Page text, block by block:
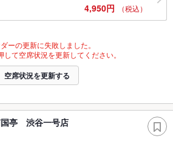
4,950円 （税込）
ーの更新に失敗しました。
して空席状況を更新してください。
空席状況を更新する
亭 渋谷一号店